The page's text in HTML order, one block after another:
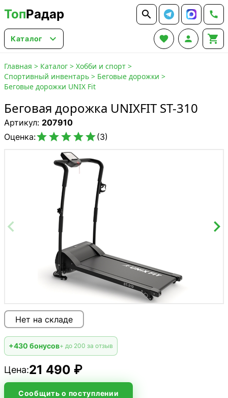
ТопРадар  
Каталог    
Главная > Каталог > Хобби и спорт >
Спортивный инвентарь > Беговые дорожки >
Беговые дорожки UNIX Fit
Беговая дорожка UNIXFIT ST-310
Артикул: 207910
Оценка:(3)
Нет на складе
+430 бонусов+ до 200 за отзыв
Цена:21 490 ₽
Сообщить о поступлении